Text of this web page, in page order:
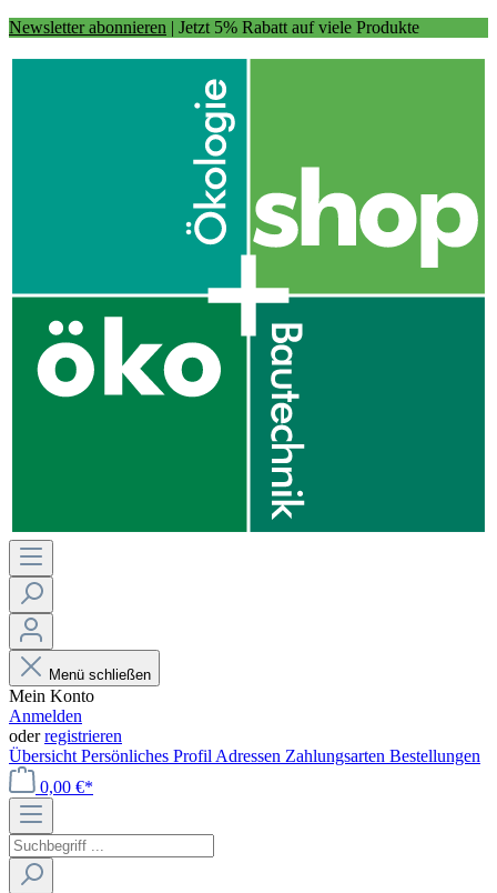
Newsletter abonnieren | Jetzt 5% Rabatt auf viele Produkte
Menü schließen
Mein Konto
Anmelden
oderregistrieren
Übersicht Persönliches Profil Adressen Zahlungsarten Bestellungen
0,00 €*